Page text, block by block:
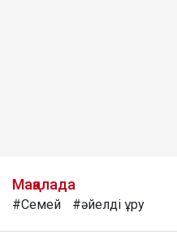
Мақалада
#Семей #әйелді ұру